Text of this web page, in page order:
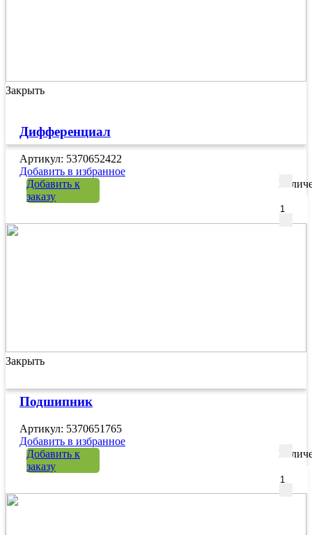
Закрыть
Дифференциал
Артикул: 5370652422
Добавить в избранное
Добавить к
заказу
Закрыть
Подшипник
Артикул: 5370651765
Добавить в избранное
Добавить к
заказу